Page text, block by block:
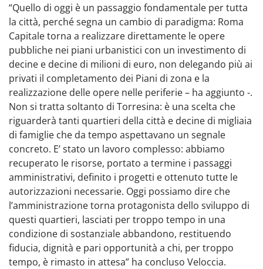
“Quello di oggi è un passaggio fondamentale per tutta
la città, perché segna un cambio di paradigma: Roma
Capitale torna a realizzare direttamente le opere
pubbliche nei piani urbanistici con un investimento di
decine e decine di milioni di euro, non delegando più ai
privati il completamento dei Piani di zona e la
realizzazione delle opere nelle periferie – ha aggiunto -.
Non si tratta soltanto di Torresina: è una scelta che
riguarderà tanti quartieri della città e decine di migliaia
di famiglie che da tempo aspettavano un segnale
concreto. E’ stato un lavoro complesso: abbiamo
recuperato le risorse, portato a termine i passaggi
amministrativi, definito i progetti e ottenuto tutte le
autorizzazioni necessarie. Oggi possiamo dire che
l’amministrazione torna protagonista dello sviluppo di
questi quartieri, lasciati per troppo tempo in una
condizione di sostanziale abbandono, restituendo
fiducia, dignità e pari opportunità a chi, per troppo
tempo, è rimasto in attesa” ha concluso Veloccia.